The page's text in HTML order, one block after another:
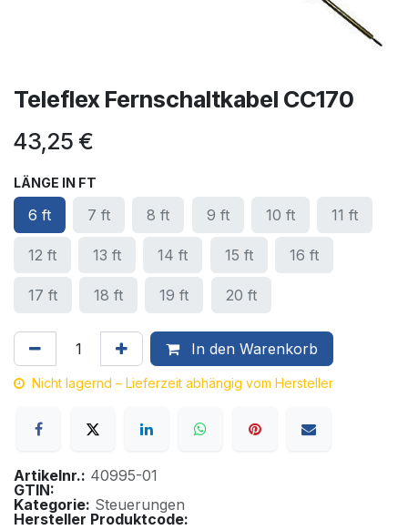
Teleflex Fernschaltkabel CC170
43,25 €
LÄNGE IN FT
6 ft 7 ft 8 ft 9 ft 10 ft 11 ft
12 ft 13 ft 14 ft 15 ft 16 ft
17 ft 18 ft 19 ft 20 ft
In den Warenkorb
Nicht lagernd – Lieferzeit abhängig vom Hersteller
Artikelnr.: 40995-01
GTIN:
Kategorie: Steuerungen
Hersteller Produktcode: